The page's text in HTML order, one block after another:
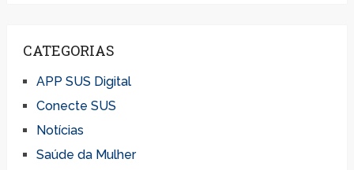
CATEGORIAS
APP SUS Digital
Conecte SUS
Notícias
Saúde da Mulher